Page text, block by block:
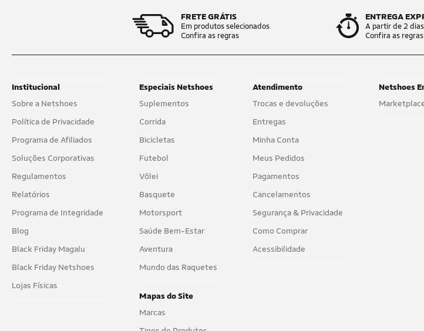
FRETE GRÁTIS
Em produtos selecionados
Confira as regras
ENTREGA
A partir de 2
Confira as regras
Institucional
Sobre a Netshoes
Política de Privacidade
Programa de Afiliados
Soluções Corporativas
Regulamentos
Relatórios
Programa de Integridade
Blog
Black Friday Magalu
Black Friday Netshoes
Lojas Físicas
Especiais Netshoes
Suplementos
Corrida
Bicicletas
Futebol
Vôlei
Basquete
Motorsport
Saúde Bem-Estar
Aventura
Mundo das Raquetes
Mapas do Site
Marcas
Atendimento
Trocas e devoluções
Entregas
Minha Conta
Meus Pedidos
Pagamentos
Cancelamentos
Segurança & Privacidade
Como Comprar
Acessibilidade
Netshoes